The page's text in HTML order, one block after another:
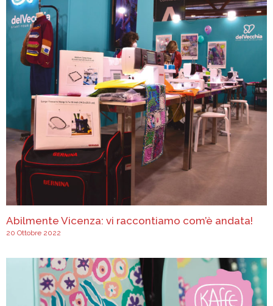
Abilmente Vicenza: vi raccontiamo com’è andata!
20 Ottobre 2022